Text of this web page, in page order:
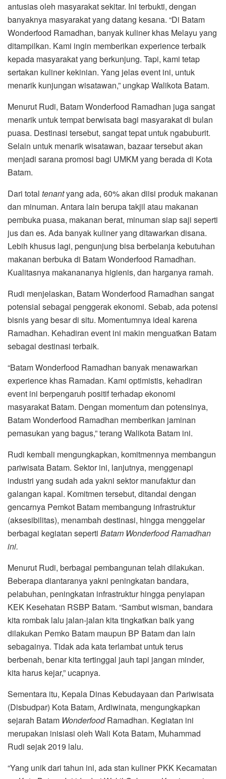
antusias oleh masyarakat sekitar. Ini terbukti, dengan
banyaknya masyarakat yang datang kesana. “Di Batam
Wonderfood Ramadhan, banyak kuliner khas Melayu yang
ditampilkan. Kami ingin memberikan experience terbaik
kepada masyarakat yang berkunjung. Tapi, kami tetap
sertakan kuliner kekinian. Yang jelas event ini, untuk
menarik kunjungan wisatawan,” ungkap Walikota Batam.
Menurut Rudi, Batam Wonderfood Ramadhan juga sangat
menarik untuk tempat berwisata bagi masyarakat di bulan
puasa. Destinasi tersebut, sangat tepat untuk ngabuburit.
Selain untuk menarik wisatawan, bazaar tersebut akan
menjadi sarana promosi bagi UMKM yang berada di Kota
Batam.
Dari total tenantyang ada, 60% akan diisi produk makanan
dan minuman. Antara lain berupa takjil atau makanan
pembuka puasa, makanan berat, minuman siap saji seperti
jus dan es. Ada banyak kuliner yang ditawarkan disana.
Lebih khusus lagi, pengunjung bisa berbelanja kebutuhan
makanan berbuka di Batam Wonderfood Ramadhan.
Kualitasnya makanananya higienis, dan harganya ramah.
Rudi menjelaskan, Batam Wonderfood Ramadhan sangat
potensial sebagai penggerak ekonomi. Sebab, ada potensi
bisnis yang besar di situ. Momentumnya ideal karena
Ramadhan. Kehadiran event ini makin menguatkan Batam
sebagai destinasi terbaik.
“Batam Wonderfood Ramadhan banyak menawarkan
experience khas Ramadan. Kami optimistis, kehadiran
event ini berpengaruh positif terhadap ekonomi
masyarakat Batam. Dengan momentum dan potensinya,
Batam Wonderfood Ramadhan memberikan jaminan
pemasukan yang bagus,” terang Walikota Batam ini.
Rudi kembali mengungkapkan, komitmennya membangun
pariwisata Batam. Sektor ini, lanjutnya, menggenapi
industri yang sudah ada yakni sektor manufaktur dan
galangan kapal. Komitmen tersebut, ditandai dengan
gencarnya Pemkot Batam membangung infrastruktur
(aksesibilitas), menambah destinasi, hingga menggelar
berbagai kegiatan seperti Batam Wonderfood Ramadhan
ini.
Menurut Rudi, berbagai pembangunan telah dilakukan.
Beberapa diantaranya yakni peningkatan bandara,
pelabuhan, peningkatan infrastruktur hingga penyiapan
KEK Kesehatan RSBP Batam. “Sambut wisman, bandara
kita rombak lalu jalan-jalan kita tingkatkan baik yang
dilakukan Pemko Batam maupun BP Batam dan lain
sebagainya. Tidak ada kata terlambat untuk terus
berbenah, benar kita tertinggal jauh tapi jangan minder,
kita harus kejar,” ucapnya.
Sementara itu, Kepala Dinas Kebudayaan dan Pariwisata
(Disbudpar) Kota Batam, Ardiwinata, mengungkapkan
sejarah Batam WonderfoodRamadhan. Kegiatan ini
merupakan inisiasi oleh Wali Kota Batam, Muhammad
Rudi sejak 2019 lalu.
“Yang unik dari tahun ini, ada stan kuliner PKK Kecamatan